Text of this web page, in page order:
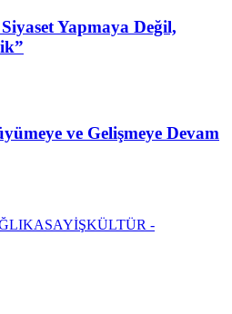
Yapmaya Değil,
ve Gelişmeye Devam
ASAYİŞKÜLTÜR -